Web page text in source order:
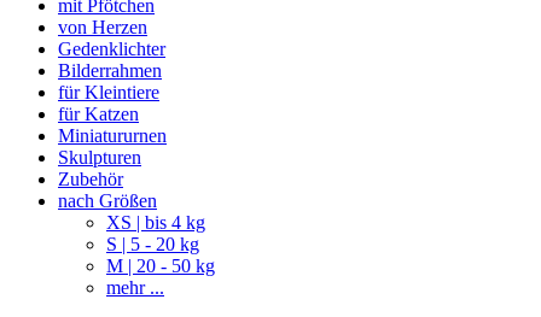
mit Pfötchen
von Herzen
Gedenklichter
Bilderrahmen
für Kleintiere
für Katzen
Miniatururnen
Skulpturen
Zubehör
nach Größen
XS | bis 4 kg
S | 5 - 20 kg
M | 20 - 50 kg
mehr ...